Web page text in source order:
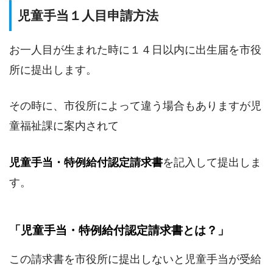
児童手当１人目申請方法
お一人目が生まれた時に１４日以内に出生届を市役
所に提出します。
その時に、市役所によって違う場合もありますが児
童福祉課に案内されて
児童手当・特例給付認定請求書を記入して提出しま
す。
「児童手当・特例給付認定請求書とは？」
この請求書を市役所に提出しないと児童手当が受給